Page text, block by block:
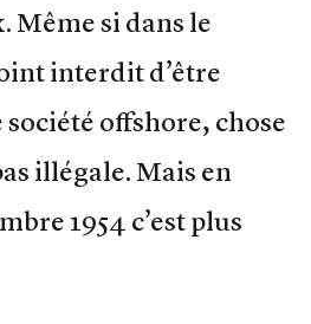
Même si dans le
interdit d’être
offshore, chose
illégale. Mais en
1954 c’est plus